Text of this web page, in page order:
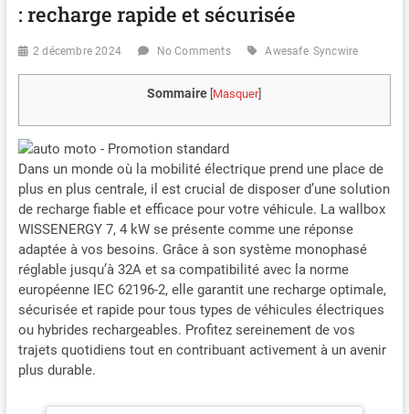
: recharge rapide et sécurisée
2 décembre 2024 No Comments Awesafe Syncwire
Sommaire Masquer]
Dans un monde où la mobilité électrique prend une place de
plus en plus centrale, il est crucial de disposer d’une solution
de recharge fiable et efficace pour votre véhicule. La wallbox
WISSENERGY 7, 4 kW se présente comme une réponse
adaptée à vos besoins. Grâce à son système monophasé
réglable jusqu’à 32A et sa compatibilité avec la norme
européenne IEC 62196-2, elle garantit une recharge optimale,
sécurisée et rapide pour tous types de véhicules électriques
ou hybrides rechargeables. Profitez sereinement de vos
trajets quotidiens tout en contribuant activement à un avenir
plus durable.